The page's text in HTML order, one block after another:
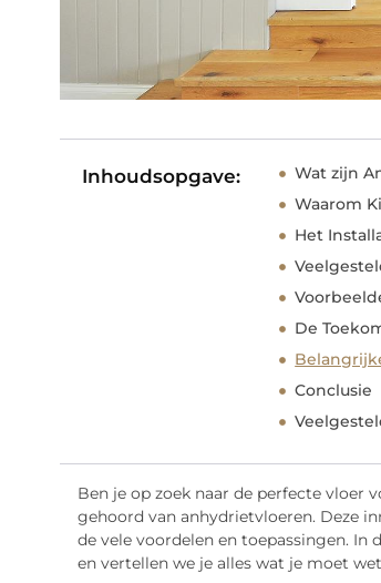
Inhoudsopgave:
Wat zijn
Waarom
Het
De
Conclusie
Ben je op zoek naar de perfecte vloer
gehoord van anhydrietvloeren. Deze
de vele voordelen en toepassingen. In
en vertellen we je alles wat je moet